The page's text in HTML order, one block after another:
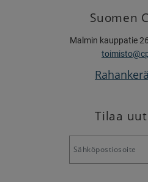
Suomen
Malmin kauppatie
Tilaa